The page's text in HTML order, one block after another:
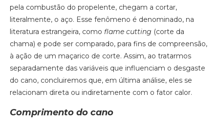
pela combustão do propelente, chegam a cortar,
literalmente, o aço. Esse fenômeno é denominado, na
literatura estrangeira, como flame cutting (corte da
chama) e pode ser comparado, para fins de compreensão,
à ação de um maçarico de corte. Assim, ao tratarmos
separadamente das variáveis que influenciam o desgaste
do cano, concluiremos que, em última análise, eles se
relacionam direta ou indiretamente com o fator calor.
Comprimento do cano